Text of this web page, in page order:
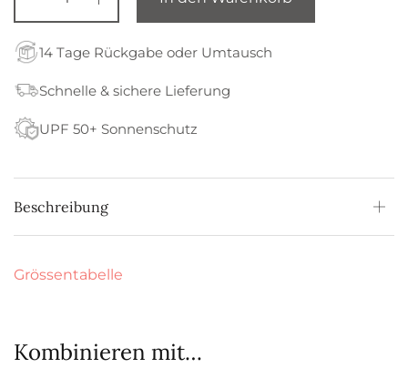
14 Tage Rückgabe oder Umtausch
Schnelle & sichere Lieferung
UPF 50+ Sonnenschutz
Beschreibung
Grössentabelle
Kombinieren mit…